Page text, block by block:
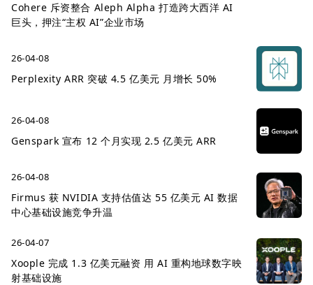
Cohere 斥资整合 Aleph Alpha 打造跨大西洋 AI
巨头，押注“主权 AI”企业市场
26-04-08
Perplexity ARR 突破 4.5 亿美元 月增长 50%
26-04-08
Genspark 宣布 12 个月实现 2.5 亿美元 ARR
26-04-08
Firmus 获 NVIDIA 支持估值达 55 亿美元 AI 数据
中心基础设施竞争升温
26-04-07
Xoople 完成 1.3 亿美元融资 用 AI 重构地球数字映
射基础设施